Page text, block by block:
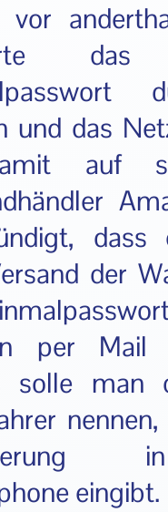
vor
das
und das
auf
dass
der
per Mail
solle man
eingibt.